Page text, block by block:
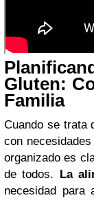
Gluten:
Familia
Cuando se trata
con
organizado es
de todos. La
necesidad para